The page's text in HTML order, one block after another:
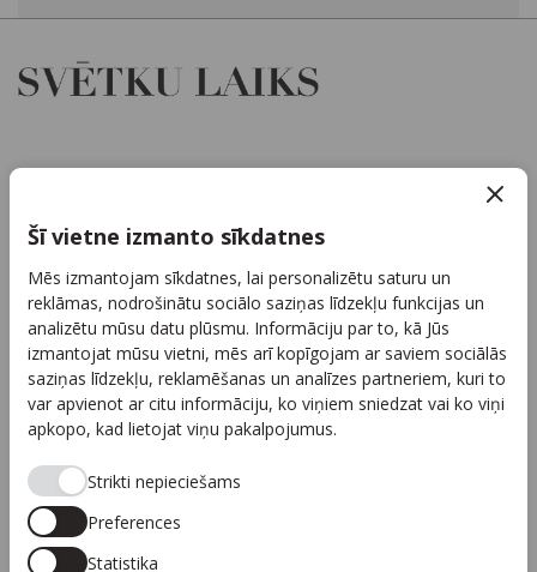
Šī vietne izmanto sīkdatnes
Mēs izmantojam sīkdatnes, lai personalizētu saturu un
reklāmas, nodrošinātu sociālo saziņas līdzekļu funkcijas un
analizētu mūsu datu plūsmu. Informāciju par to, kā Jūs
izmantojat mūsu vietni, mēs arī kopīgojam ar saviem sociālās
saziņas līdzekļu, reklamēšanas un analīzes partneriem, kuri to
var apvienot ar citu informāciju, ko viņiem sniedzat vai ko viņi
apkopo, kad lietojat viņu pakalpojumus.
Strikti nepieciešams
Preferences
Statistika
Reklāma
Arhīvs
Sadarbība
Autortiesības
Privātuma politika